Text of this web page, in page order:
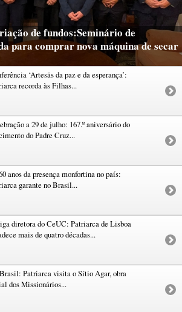
de fundos:Seminário de
para comprar nova máquina de secar
‘Artesãs da paz e da esperança’:
recorda às Filhas...
a 29 de julho: 167.º aniversário do
do Padre Cruz...
anos da presença monfortina no país:
garante no Brasil...
diretora do CeUC: Patriarca de Lisboa
mais de quatro décadas...
Patriarca visita o Sítio Agar, obra
dos Missionários...